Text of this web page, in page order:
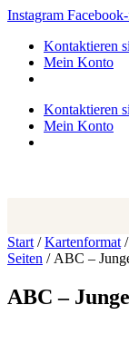
Zum
springen
Instagram
Kontaktieren
Mein Konto
Kontaktieren
Mein Konto
Start /Kartenformat /
Seiten / ABC –
ABC –